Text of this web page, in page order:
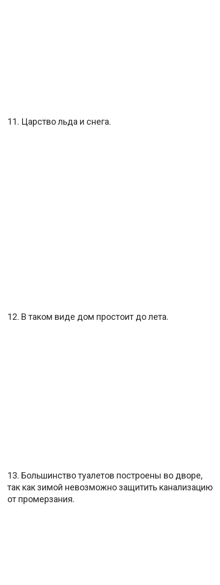
11. Царство льда и снега.
12. В таком виде дом простоит до лета.
13. Большинство туалетов построены во дворе,
так как зимой невозможно защитить канализацию
от промерзания.